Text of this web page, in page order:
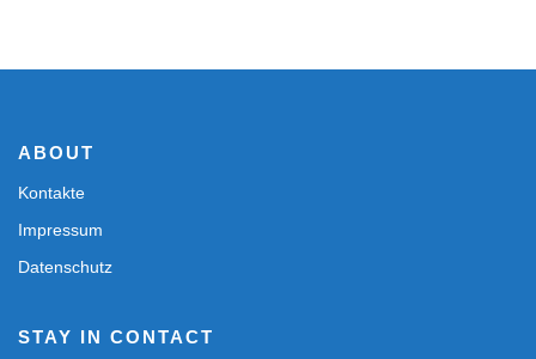
ABOUT
Kontakte
Impressum
Datenschutz
STAY IN CONTACT